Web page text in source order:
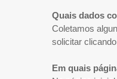
Quais dados
Coletamos
solicitar
Em quais